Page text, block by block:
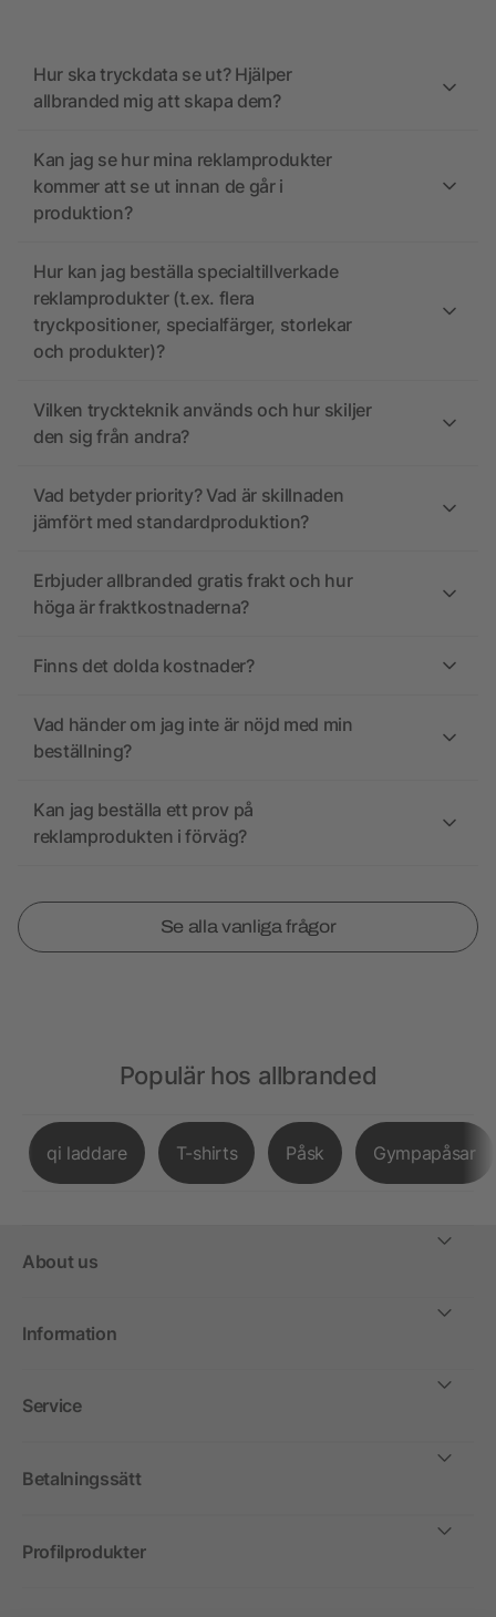
Hur ska tryckdata se ut? Hjälper
allbranded mig att skapa dem?
Kan jag se hur mina reklamprodukter
kommer att se ut innan de går i
produktion?
Hur kan jag beställa specialtillverkade
reklamprodukter (t.ex. flera
tryckpositioner, specialfärger, storlekar
och produkter)?
Vilken tryckteknik används och hur skiljer
den sig från andra?
Vad betyder priority? Vad är skillnaden
jämfört med standardproduktion?
Erbjuder allbranded gratis frakt och hur
höga är fraktkostnaderna?
Finns det dolda kostnader?
Vad händer om jag inte är nöjd med min
beställning?
Kan jag beställa ett prov på
reklamprodukten i förväg?
Se alla vanliga frågor
Populär hos allbranded
qi laddare T-shirts Påsk Gympapåsar
About us
Information
Service
Betalningssätt
Profilprodukter